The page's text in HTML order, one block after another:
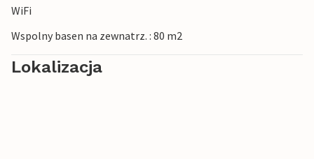
WiFi
Wspolny basen na zewnatrz. : 80 m2
Lokalizacja